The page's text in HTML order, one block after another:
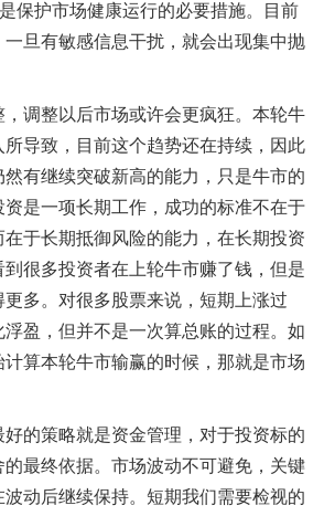
是保护市场健康运行的必要措施。目前
旦有敏感信息干扰，就会出现集中抛
调整以后市场或许会更疯狂。本轮牛
导致，目前这个趋势还在持续，因此
有继续突破新高的能力，只是牛市的
是一项长期工作，成功的标准不在于
于长期抵御风险的能力，在长期投资
很多投资者在上轮牛市赚了钱，但是
多。对很多股票来说，短期上涨过
盈，但并不是一次算总账的过程。如
算本轮牛市输赢的时候，那就是市场
好的策略就是资金管理，对于投资标的
最终依据。市场波动不可避免，关键
动后继续保持。短期我们需要检视的